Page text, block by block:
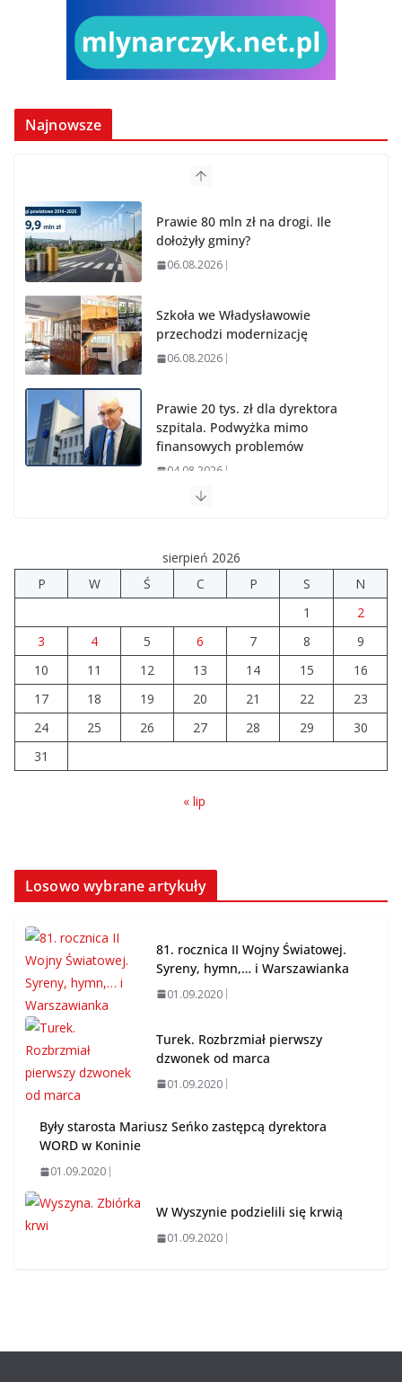
Najnowsze
Prawie 80 mln zł na drogi. Ile
dołożyły gminy?
06.08.2026
Szkoła we Władysławowie
przechodzi modernizację
06.08.2026
Prawie 20 tys. zł dla dyrektora
szpitala. Podwyżka mimo
finansowych problemów
04.08.2026
04.08.2026
Wiata Wielkopolska. Dotacje nawet do 300 tys. zł
04.08.2026
14 sierpnia urzędy skarbowe
będą nieczynne
06.08.2026
sierpień 2026
P
W Ś C P S
N
1
2
3
4 5 6 7 8
9
10
11 12 13 14 15
16
17
18 19 20 21 22
23
24
25 26 27 28 29
30
31
« lip
Losowo wybrane artykuły
81. rocznica II Wojny Światowej.
Syreny, hymn,… i Warszawianka
01.09.2020
Turek. Rozbrzmiał pierwszy
dzwonek od marca
01.09.2020
Były starosta Mariusz Seńko zastępcą dyrektora
WORD w Koninie
01.09.2020
W Wyszynie podzielili się krwią
01.09.2020